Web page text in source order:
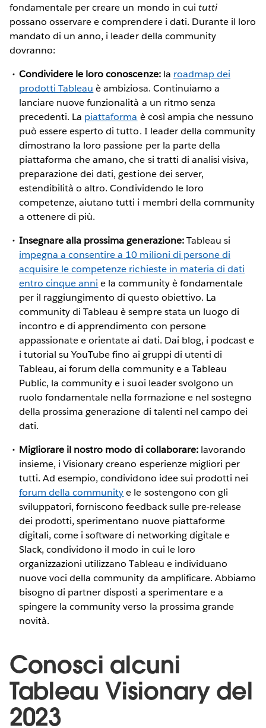
fondamentale per creare un mondo in cui tutti
possano osservare e comprendere i dati. Durante il loro
mandato di un anno, i leader della community
dovranno:
Condividere le loro conoscenze: la roadmap dei
prodotti Tableau è ambiziosa. Continuiamo a
lanciare nuove funzionalità a un ritmo senza
precedenti. La piattaforma è così ampia che nessuno
può essere esperto di tutto. I leader della community
dimostrano la loro passione per la parte della
piattaforma che amano, che si tratti di analisi visiva,
preparazione dei dati, gestione dei server,
estendibilità o altro. Condividendo le loro
competenze, aiutano tutti i membri della community
a ottenere di più.
Insegnare alla prossima generazione:Tableau si
impegna a consentire a 10 milioni di persone di
acquisire le competenze richieste in materia di dati
entro cinque anni e la community è fondamentale
per il raggiungimento di questo obiettivo. La
community di Tableau è sempre stata un luogo di
incontro e di apprendimento con persone
appassionate e orientate ai dati. Dai blog, i podcast e
i tutorial su YouTube fino ai gruppi di utenti di
Tableau, ai forum della community e a Tableau
Public, la community e i suoi leader svolgono un
ruolo fondamentale nella formazione e nel sostegno
della prossima generazione di talenti nel campo dei
dati.
Migliorare il nostro modo di collaborare: lavorando
insieme, i Visionary creano esperienze migliori per
tutti. Ad esempio, condividono idee sui prodotti nei
forum della communitye le sostengono con gli
sviluppatori, forniscono feedback sulle pre-release
dei prodotti, sperimentano nuove piattaforme
digitali, come i software di networking digitale e
Slack, condividono il modo in cui le loro
organizzazioni utilizzano Tableau e individuano
nuove voci della community da amplificare. Abbiamo
bisogno di partner disposti a sperimentare e a
spingere la community verso la prossima grande
novità.
Conosci alcuni
Tableau Visionary del
2023